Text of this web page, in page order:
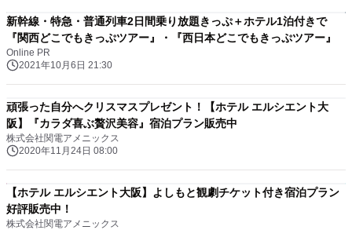
新幹線・特急・普通列車2日間乗り放題きっぷ＋ホテル1泊付きで
『関西どこでもきっぷツアー』・『西日本どこでもきっぷツアー』
Online PR
2021年10月6日 21:30
頑張った自分へクリスマスプレゼント！【ホテル エルシエント大
阪】『カラダ喜ぶ贅沢美容』宿泊プラン販売中
株式会社関電アメニックス
2020年11月24日 08:00
【ホテル エルシエント大阪】よしもと観劇チケット付き宿泊プラン
好評販売中！
株式会社関電アメニックス